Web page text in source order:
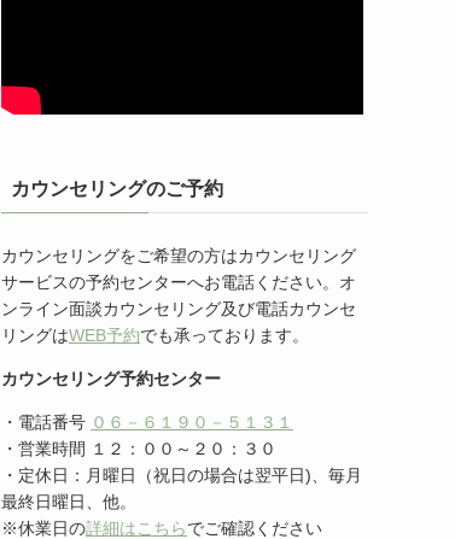
カウンセリングのご予約
カウンセリングをご希望の方はカウンセリング
サービスの予約センターへお電話ください。オ
ンライン面談カウンセリング及び電話カウンセ
リングはWEB予約でも承っております。
カウンセリング予約センター
・電話番号 ０６－６１９０－５１３１
・営業時間 １２：００～２０：３０
・定休日：月曜日（祝日の場合は翌平日)、毎月
最終日曜日、他。
※休業日の詳細はこちらでご確認ください